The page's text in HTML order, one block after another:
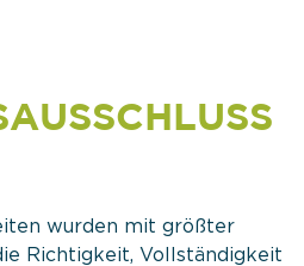
wurden mit größter
Richtigkeit, Vollständigkeit